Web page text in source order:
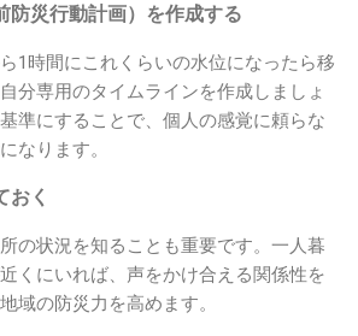
防災行動計画）を作成する
1時間にこれくらいの水位になったら移
分専用のタイムラインを作成しましょ
準にすることで、個人の感覚に頼らな
なります。
おく
の状況を知ることも重要です。一人暮
くにいれば、声をかけ合える関係性を
域の防災力を高めます。